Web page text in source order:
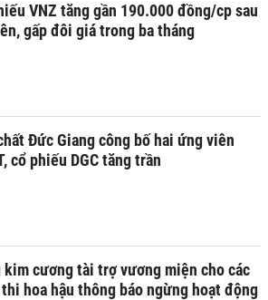
VNZ tăng gần 190.000 đồng/cp sau
gấp đôi giá trong ba tháng
Đức Giang công bố hai ứng viên
cổ phiếu DGC tăng trần
kim cương tài trợ vương miện cho các
hoa hậu thông báo ngừng hoạt động